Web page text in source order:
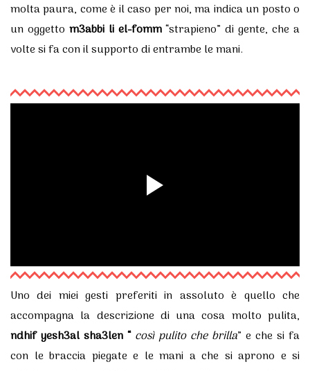
molta paura, come è il caso per noi, ma indica un posto o
un oggetto m3abbi li el-fomm“strapieno” di gente, che a
volte si fa con il supporto di entrambe le mani.
Uno dei miei gesti preferiti in assoluto è quello che
accompagna la descrizione di una cosa molto pulita,
ndhif yesh3al sha3len “ così pulito che brilla” e che si fa
con le braccia piegate e le mani a che si aprono e si